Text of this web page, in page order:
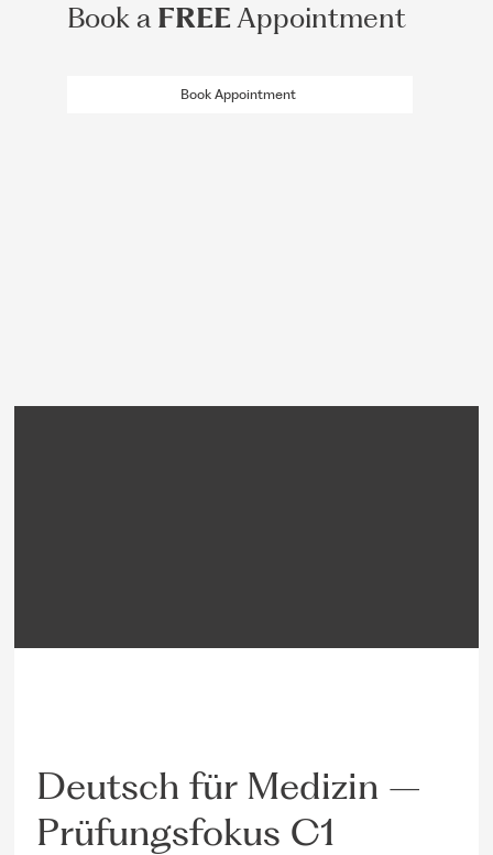
Book a FREE Appointment
Book Appointment
Deutsch für Medizin –
Prüfungsfokus C1